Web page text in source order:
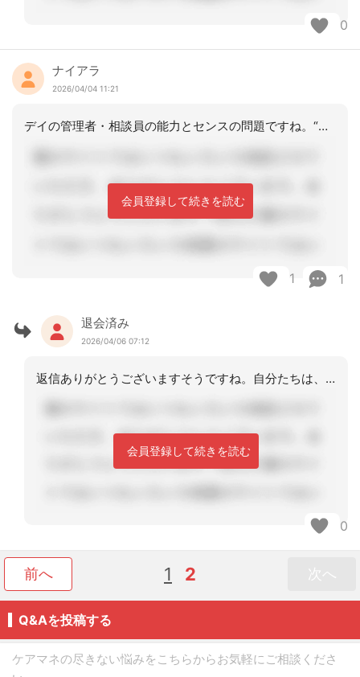
0
ナイアラ
2026/04/04 11:21
デイの管理者・相談員の能力とセンスの問題ですね。“これでいいですか？“と聞かれた
会員登録して続きを読む
1 1
退会済み
2026/04/06 07:12
返信ありがとうございますそうですね。自分たちは、ケアマネに言えばもう責任は果たし
会員登録して続きを読む
0
前へ 1 2 次へ
Q&Aを投稿する